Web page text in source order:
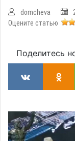
domcheva
Оцените статью
Поделитесь